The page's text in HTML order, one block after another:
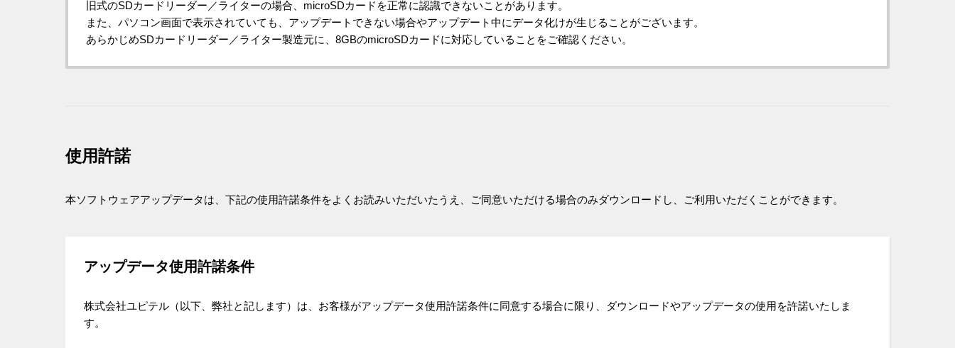
旧式のSDカードリーダー／ライターの場合、microSDカードを正常に認識できないことがあります。
また、パソコン画面で表示されていても、アップデートできない場合やアップデート中にデータ化けが生じることがございます。
あらかじめSDカードリーダー／ライター製造元に、8GBのmicroSDカードに対応していることをご確認ください。
使用許諾
本ソフトウェアアップデータは、下記の使用許諾条件をよくお読みいただいたうえ、ご同意いただける場合のみダウンロードし、ご利用いただくことができます。
アップデータ使用許諾条件
株式会社ユピテル（以下、弊社と記します）は、お客様がアップデータ使用許諾条件に同意する場合に限り、ダウンロードやアップデータの使用を許諾いたしま
す。